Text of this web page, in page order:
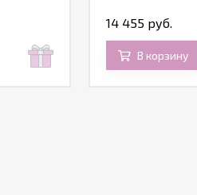
14 455 руб.
В корзину